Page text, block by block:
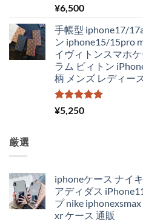
5段階中
5.00
¥6,500
手帳型 iphone17/
ン iphone15/15pro
イヴィトンスマホ
ラム ビィトン
柄 メンズ レディース
5段階中
5.00
¥5,250
厳選
iphoneケース ナイ
アディダス
プ nike
xr ケース 通販